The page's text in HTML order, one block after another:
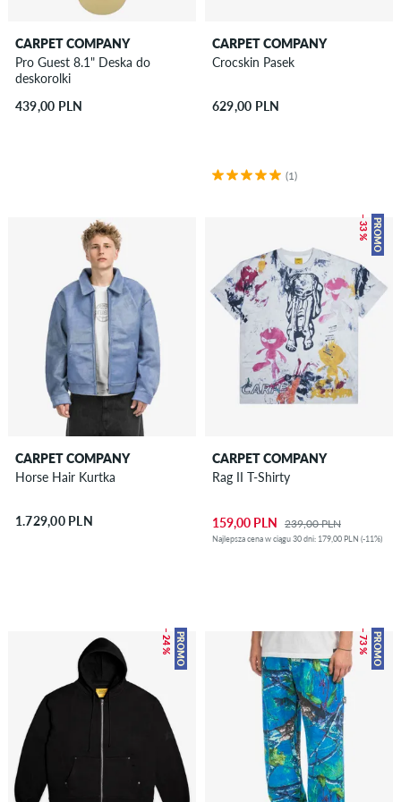
CARPET COMPANY
Pro Guest 8.1" Deska do
deskorolki
439,00 PLN
CARPET COMPANY
Crocskin Pasek
629,00 PLN
(1)
CARPET COMPANY
Horse Hair Kurtka
1.729,00 PLN
PROMO
– 33 %
CARPET COMPANY
Rag II T-Shirty
159,00 PLN 239,00 PLN
Najlepsza cena w ciągu 30 dni: 179,00 PLN (-11%)
PROMO
– 24 % PROMO
– 73 %